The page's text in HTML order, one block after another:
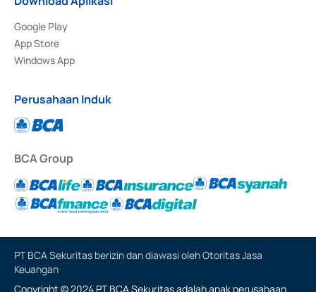
Google Play
App Store
Windows App
Perusahaan Induk
BCA Group
PT BCA Sekuritas berizin dan diawasi oleh Otoritas Jasa
Keuangan
Copyright © 2024 PT BCA Sekuritas adalah anak perusahaan